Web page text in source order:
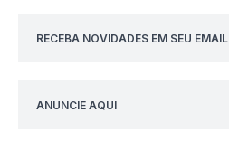
RECEBA NOVIDADES EM SEU EMAIL
ANUNCIE AQUI